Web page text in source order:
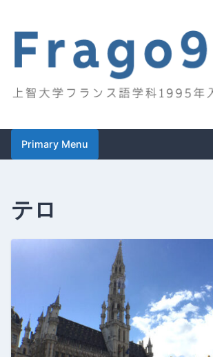
content
Frago95
Primary Menu
テロ